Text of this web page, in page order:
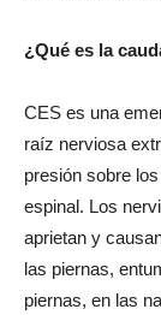
¿Qué es la
CES es una
raíz nerviosa
presión sobre
espinal. Los
aprietan y
las piernas,
piernas, en las